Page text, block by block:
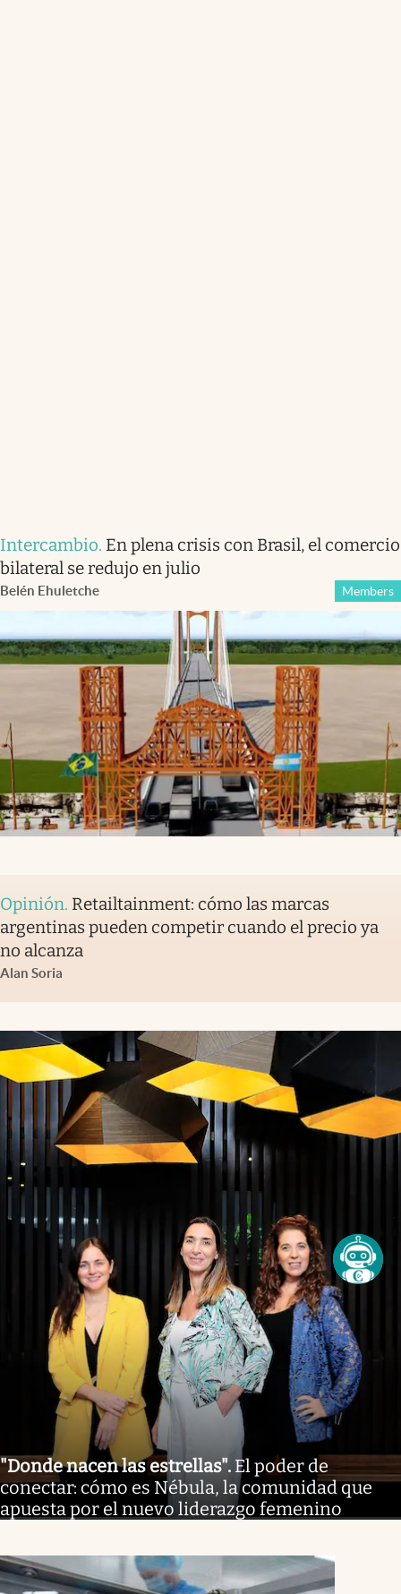
Intercambio. En plena crisis con Brasil, el comercio
bilateral se redujo en julio
Belén Ehuletche Members
Opinión. Retailtainment: cómo las marcas
argentinas pueden competir cuando el precio ya
no alcanza
Alan Soria
"Donde nacen las estrellas". El poder de
conectar: cómo es Nébula, la comunidad que
apuesta por el nuevo liderazgo femenino